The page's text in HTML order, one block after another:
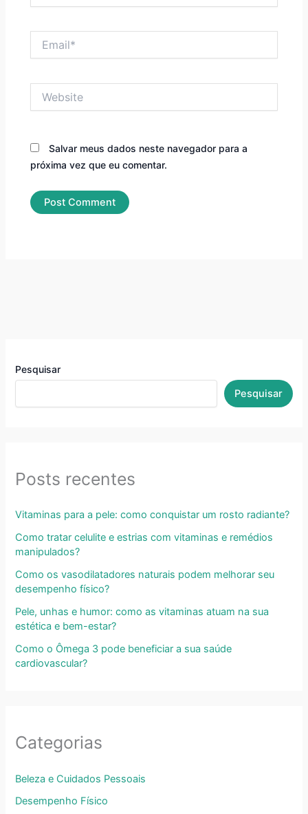
Salvar meus dados neste navegador para a
próxima vez que eu comentar.
Pesquisar
Pesquisar
Posts recentes
Vitaminas para a pele: como conquistar um rosto radiante?
Como tratar celulite e estrias com vitaminas e remédios
manipulados?
Como os vasodilatadores naturais podem melhorar seu
desempenho físico?
Pele, unhas e humor: como as vitaminas atuam na sua
estética e bem-estar?
Como o Ômega 3 pode beneficiar a sua saúde
cardiovascular?
Categorias
Beleza e Cuidados Pessoais
Desempenho Físico